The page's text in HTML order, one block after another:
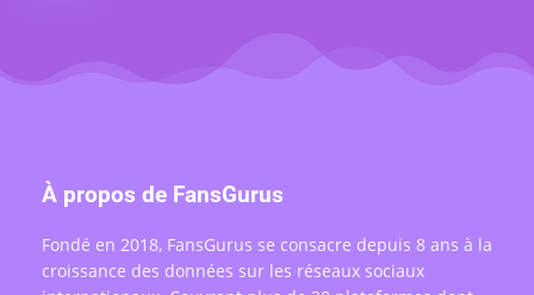
À propos de FansGurus
Fondé en 2018, FansGurus se consacre depuis 8 ans à la
croissance des données sur les réseaux sociaux